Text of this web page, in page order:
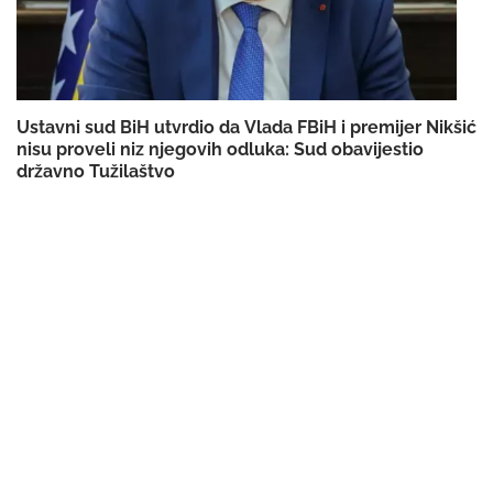
Ustavni sud BiH utvrdio da Vlada FBiH i premijer Nikšić
nisu proveli niz njegovih odluka: Sud obavijestio
državno Tužilaštvo